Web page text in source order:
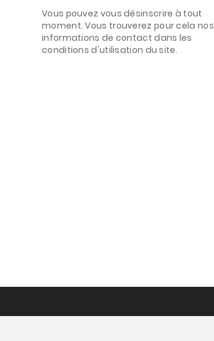
Vous pouvez vous désinscrire à tout
moment. Vous trouverez pour cela nos
informations de contact dans les
conditions d'utilisation du site.